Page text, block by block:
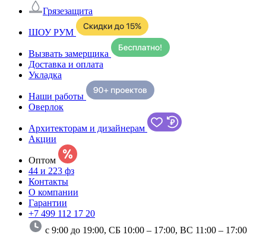
Грязезащита
ШОУ РУМ
Вызвать замерщика
Доставка и оплата
Укладка
Наши работы
Оверлок
Архитекторам и дизайнерам
Акции
Оптом
44 и 223 фз
Контакты
О компании
Гарантии
+7 499 112 17 20
с 9:00 до 19:00, СБ 10:00 – 17:00, ВС 11:00 – 17:00